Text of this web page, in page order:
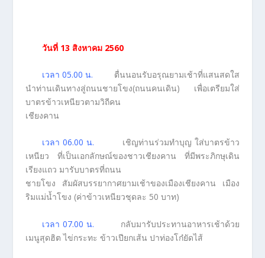
วันที่ 13 สิงหาคม 2560
เวลา 05.00 น. ตื่นนอนรับอรุณยามเช้าที่แสนสดใส
นำท่านเดินทางสู่ถนนชายโขง(ถนนคนเดิน) เพื่อเตรียมใส่
บาตรข้าวเหนียวตามวิถีคน
เชียงคาน
เวลา 06.00 น. เชิญท่านร่วมทำบุญ ใส่บาตรข้าว
เหนียว ที่เป็นเอกลักษณ์ของชาวเชียงคาน ที่มีพระภิกษุเดิน
เรียงแถว มารับบาตรที่ถนน
ชายโขง สัมผัสบรรยากาศยามเช้าของเมืองเชียงคาน เมือง
ริมแม่น้ำโขง (ค่าข้าวเหนียวชุดละ 50 บาท)
เวลา 07.00 น. กลับมารับประทานอาหารเช้าด้วย
เมนูสุดฮิต ไข่กระทะ ข้าวเปียกเส้น ปาท่องโก๋ยัดไส้